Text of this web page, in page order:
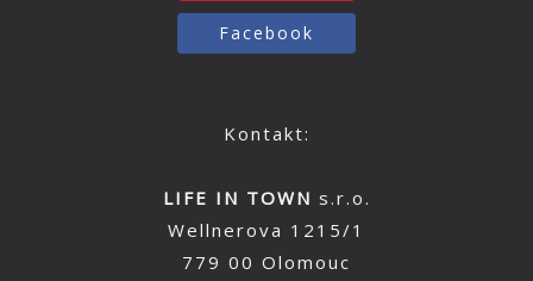
Facebook
Kontakt:
LIFE IN TOWN s.r.o.
Wellnerova 1215/1
779 00 Olomouc